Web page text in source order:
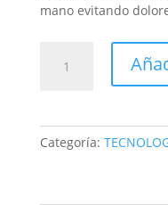
mano evitando
Mano
Categoría: